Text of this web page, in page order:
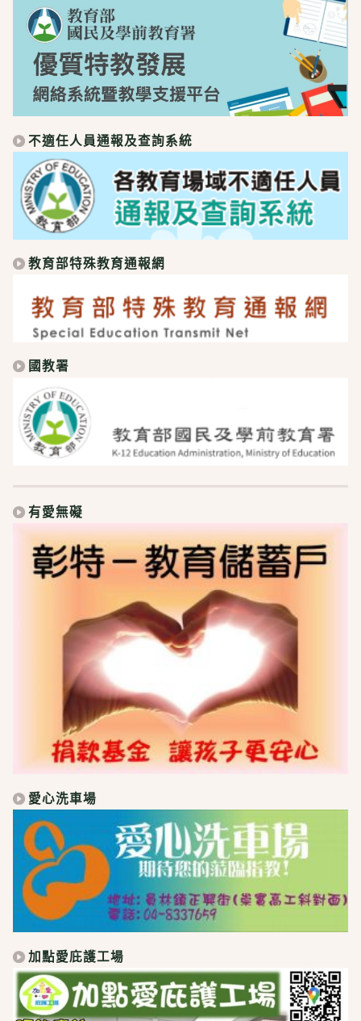
不適任人員通報及查詢系統
教育部特殊教育通報網
國教署
有愛無礙
愛心洗車場
加點愛庇護工場